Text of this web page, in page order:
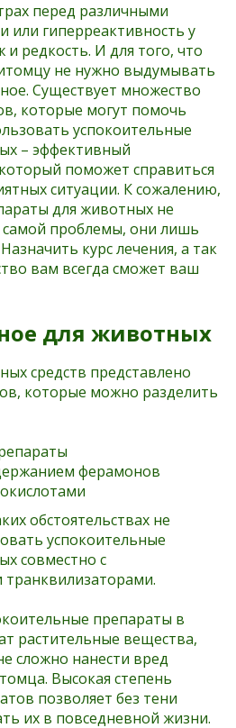
перед различными
гиперреактивность у
редкость. И для того, что
не нужно выдумывать
Существует множество
которые могут помочь
успокоительные
– эффективный
поможет справиться
ситуации. К сожалению,
для животных не
самой проблемы, они лишь
курс лечения, а так
вам всегда сможет ваш
для животных
средств представлено
которые можно разделить
ферамонов
обстоятельствах не
успокоительные
совместно с
транквилизаторами.
препараты в
растительные вещества,
сложно нанести вред
Высокая степень
позволяет без тени
их в повседневной жизни.